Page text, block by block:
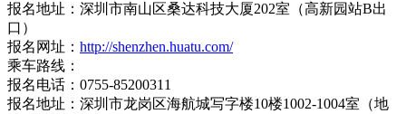
报名地址：深圳市南山区桑达科技大厦202室（高新园站B出
口）
报名网址： http://shenzhen.huatu.com/
乘车路线：
报名电话：0755-85200311
报名地址：深圳市龙岗区海航城写字楼10楼1002-1004室（地